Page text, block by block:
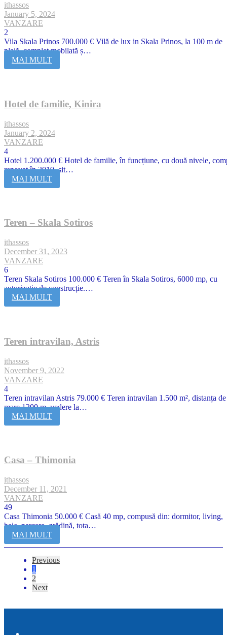
ithassos
January 5, 2024
VANZARE
2
Vila Skala Prinos 700.000 € Vilă de lux in Skala Prinos, la 100 m de
plajă, complet mobilată ș…
MAI MULT
Hotel de familie, Kinira
ithassos
January 2, 2024
VANZARE
4
Hotel 1.200.000 € Hotel de familie, în funcțiune, cu două nivele,
renovat în 2019, sit…
MAI MULT
Teren – Skala Sotiros
ithassos
December 31, 2023
VANZARE
6
Teren Skala Sotiros 100.000 € Teren în Skala Sotiros, 6000 mp, cu
autorizație de construcție.…
MAI MULT
Teren intravilan, Astris
ithassos
November 9, 2022
VANZARE
4
Teren intravilan Astris 79.000 € Teren intravilan 1.500 m², distanța de
mare 1200 m, vedere la…
MAI MULT
Casa – Thimonia
ithassos
December 11, 2021
VANZARE
49
Casa Thimonia 50.000 € Casă 40 mp, compusă din: dormitor, living,
baie, parcare, grădină, tota…
MAI MULT
Previous
1
2
Next